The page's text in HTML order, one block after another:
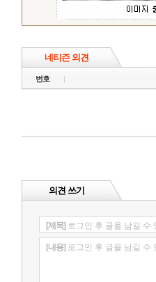
네티즌 의견
번호
의견 쓰기
[제목] 로그인 후 글을 남길 수
[내용] 로그인 후 글을 남길 수